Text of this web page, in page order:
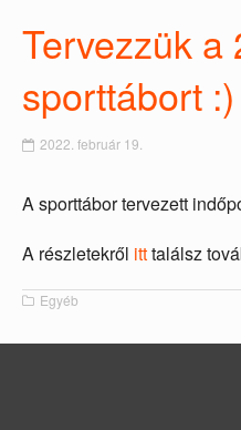
Tervezzük a
sporttábort :)
2022. február 19.
A sporttábor tervezett
A részletekről itttalálsz
Egyéb